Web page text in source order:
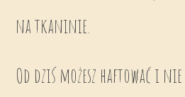
na tkaninie.
Od dziś możesz haftować i